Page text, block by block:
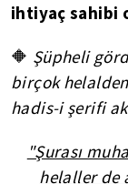
ihtiyaç sahibi
🔶 Şüpheli
birçok
hadis-i şerifi
"Şurası
helaller de